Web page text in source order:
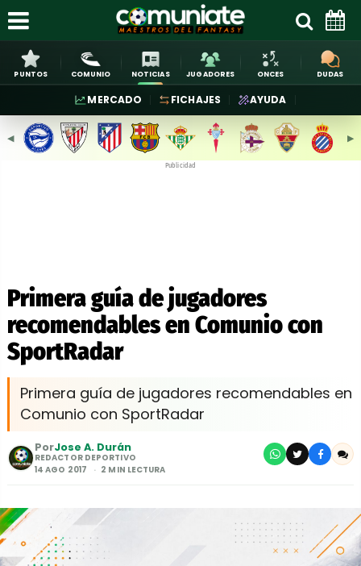
PUNTOS COMUNIO NOTICIAS JUGADORES ONCES DUDAS
MERCADO FICHAJES AYUDA
◀︎ ▶︎
Publicidad
Primera guía de jugadores
recomendables en Comunio con
SportRadar
Primera guía de jugadores recomendables en
Comunio con SportRadar
PorJose A. Durán
REDACTOR DEPORTIVO
14 AGO 2017
2 MIN LECTURA